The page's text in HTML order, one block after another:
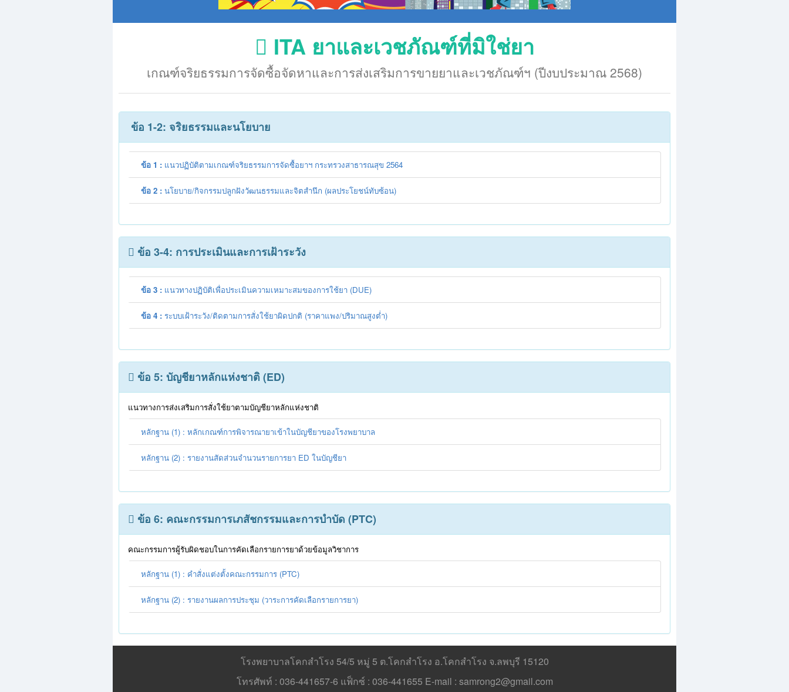
ITA ยาและเวชภัณฑ์ที่มิใช่ยา
เกณฑ์จริยธรรมการจัดซื้อจัดหาและการส่งเสริมการขายยาและเวชภัณฑ์ฯ (ปีงบประมาณ 2568)
ข้อ 1-2: จริยธรรมและนโยบาย
ข้อ 1 : แนวปฏิบัติตามเกณฑ์จริยธรรมการจัดซื้อยาฯ กระทรวงสาธารณสุข 2564
ข้อ 2 : นโยบาย/กิจกรรมปลูกฝังวัฒนธรรมและจิตสำนึก (ผลประโยชน์ทับซ้อน)
ข้อ 3-4: การประเมินและการเฝ้าระวัง
ข้อ 3 : แนวทางปฏิบัติเพื่อประเมินความเหมาะสมของการใช้ยา (DUE)
ข้อ 4 : ระบบเฝ้าระวัง/ติดตามการสั่งใช้ยาผิดปกติ (ราคาแพง/ปริมาณสูงต่ำ)
ข้อ 5: บัญชียาหลักแห่งชาติ (ED)
แนวทางการส่งเสริมการสั่งใช้ยาตามบัญชียาหลักแห่งชาติ
หลักฐาน (1) : หลักเกณฑ์การพิจารณายาเข้าในบัญชียาของโรงพยาบาล
หลักฐาน (2) : รายงานสัดส่วนจำนวนรายการยา ED ในบัญชียา
ข้อ 6: คณะกรรมการเภสัชกรรมและการบำบัด (PTC)
คณะกรรมการผู้รับผิดชอบในการคัดเลือกรายการยาด้วยข้อมูลวิชาการ
หลักฐาน (1) : คำสั่งแต่งตั้งคณะกรรมการ (PTC)
หลักฐาน (2) : รายงานผลการประชุม (วาระการคัดเลือกรายการยา)
โรงพยาบาลโคกสำโรง 54/5 หมู่ 5 ต.โคกสำโรง อ.โคกสำโรง จ.ลพบุรี 15120
โทรศัพท์ : 036-441657-6 แฟ็กซ์ : 036-441655 E-mail : samrong2@gmail.com